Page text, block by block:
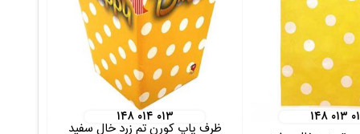
۰۱۳ ۰۱۳
۱۴۸ ۰۱۴ ۰۱۳
ظرف پاپ کورن تم زرد خال سفید